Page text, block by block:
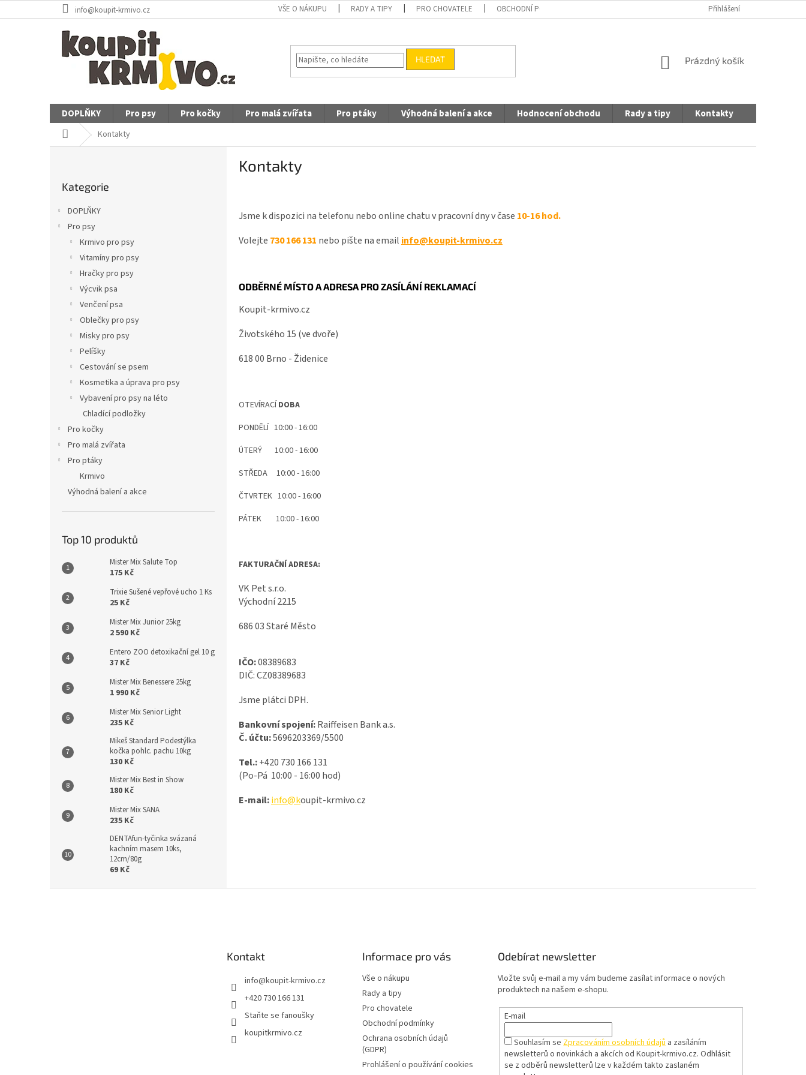
na
info@koupit-krmivo.cz VŠE O NÁKUPU RADY A TIPY PRO CHOVATELE OBCHODNÍ PODMÍNKY OCHRANA OSOBNÍCH ÚDAJŮ (GDPR) PROHLÁŠENÍ O
Přihlášení
HLEDAT
NÁKUPNÍ
Prázdný košík
DOPLŇKY Pro psy Pro kočky Pro malá zvířata Pro ptáky Výhodná balení a akce Hodnocení obchodu Rady a tipy Kontakty
Domů Kontakty
kategorie
Kategorie
DOPLŇKY
Pro psy
Krmivo pro psy
Vitamíny pro psy
Hračky pro psy
Výcvik psa
Venčení psa
Oblečky pro psy
Misky pro psy
Pelíšky
Cestování se psem
Kosmetika a úprava pro psy
Vybavení pro psy na léto
Chladící podložky
Pro kočky
Pro malá zvířata
Pro ptáky
Krmivo
Výhodná balení a akce
Top 10 produktů
Mister Mix Salute Top
175 Kč
Trixie Sušené vepřové ucho 1 Ks
25 Kč
Mister Mix Junior 25kg
2 590 Kč
Entero ZOO detoxikační gel 10 g
37 Kč
Mister Mix Benessere 25kg
1 990 Kč
Mister Mix Senior Light
235 Kč
Mikeš Standard Podestýlka
kočka pohlc. pachu 10kg
130 Kč
Mister Mix Best in Show
180 Kč
Mister Mix SANA
235 Kč
DENTAfun-tyčinka svázaná
kachním masem 10ks,
12cm/80g
69 Kč
Kontakty
Jsme k dispozici na telefonu nebo online chatu v pracovní dny v čase 10-16 hod.
Volejte 730 166 131 nebo pište na email info@koupit-krmivo.cz
ODBĚRNÉ MÍSTO A ADRESA PRO ZASÍLÁNÍ REKLAMACÍ
Koupit-krmivo.cz
Životského 15 (ve dvoře)
618 00 Brno - Židenice
OTEVÍRACÍDOBA
PONDĚLÍ 10:00 - 16:00
ÚTERÝ 10:00 - 16:00
STŘEDA 10:00 - 16:00
ČTVRTEK 10:00 - 16:00
PÁTEK 10:00 - 16:00
FAKTURAČNÍ ADRESA:
VK Pet s.r.o.
Východní 2215
686 03 Staré Město
IČO:08389683
DIČ: CZ08389683
Jsme plátci DPH.
Bankovní spojení:Raiffeisen Bank a.s.
Č. účtu:5696203369/5500
Tel.:+420 730 166 131
(Po-Pá 10:00 - 16:00 hod)
E-mail:info@koupit-krmivo.cz
Kontakt
info@koupit-krmivo.cz
+420 730 166 131
Staňte se fanoušky
koupitkrmivo.cz
Informace pro vás
Vše o nákupu
Rady a tipy
Pro chovatele
Obchodní podmínky
Ochrana osobních údajů
(GDPR)
Prohlášení o používání cookies
Odebírat newsletter
Vložte svůj e-mail a my vám budeme zasílat informace o nových
produktech na našem e-shopu.
E-mail
Souhlasím se Zpracováním osobních údajů a zasíláním
newsletterů o novinkách a akcích od Koupit-krmivo.cz. Odhlásit
se z odběrů newsletterů lze v každém takto zaslaném